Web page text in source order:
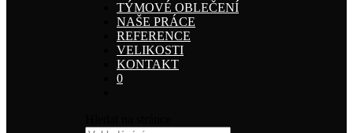
TÝMOVÉ OBLEČENÍ
NAŠE PRÁCE
REFERENCE
VELIKOSTI
KONTAKT
0